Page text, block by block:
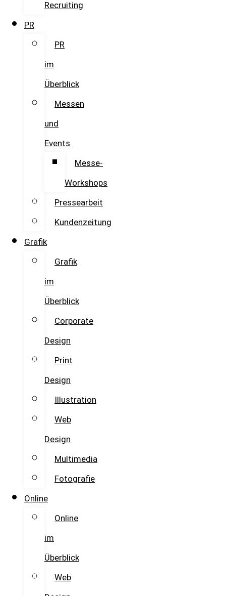
Recruiting
PR
PR
im
Überblick
Messen
und
Events
Messe-
Workshops
Pressearbeit
Kundenzeitung
Grafik
Grafik
im
Überblick
Corporate
Design
Print
Design
Illustration
Web
Design
Multimedia
Fotografie
Online
Online
im
Überblick
Web